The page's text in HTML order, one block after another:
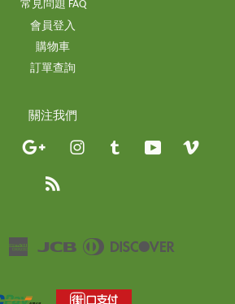
常見問題 FAQ
會員登入
購物車
訂單查詢
關注我們
Pinterest Google InstagramTumblr YouTube
Master
American
JCB
Diners